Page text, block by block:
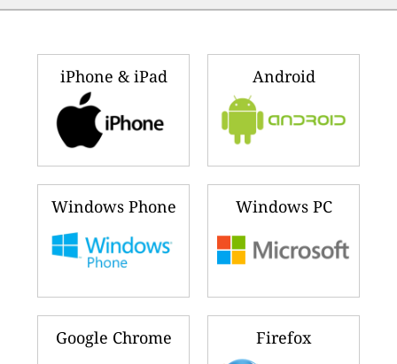
iPhone & iPad Android
Windows Phone Windows PC
Google Chrome Firefox